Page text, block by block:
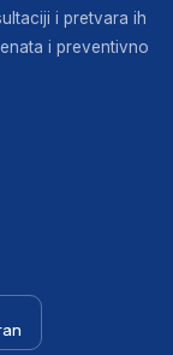
i pretvara ih
i preventivno